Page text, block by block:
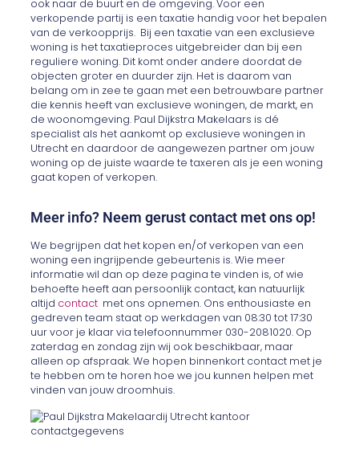
ook naar de buurt en de omgeving. Voor een
verkopende partij is een taxatie handig voor het bepalen
van de verkoopprijs. Bij een taxatie van een exclusieve
woning is het taxatieproces uitgebreider dan bij een
reguliere woning. Dit komt onder andere doordat de
objecten groter en duurder zijn. Het is daarom van
belang om in zee te gaan met een betrouwbare partner
die kennis heeft van exclusieve woningen, de markt, en
de woonomgeving. Paul Dijkstra Makelaars is dé
specialist als het aankomt op exclusieve woningen in
Utrecht en daardoor de aangewezen partner om jouw
woning op de juiste waarde te taxeren als je een woning
gaat kopen of verkopen.
Meer info? Neem gerust contact met ons op!
We begrijpen dat het kopen en/of verkopen van een
woning een ingrijpende gebeurtenis is. Wie meer
informatie wil dan op deze pagina te vinden is, of wie
behoefte heeft aan persoonlijk contact, kan natuurlijk
altijd contact met ons opnemen. Ons enthousiaste en
gedreven team staat op werkdagen van 08:30 tot 17:30
uur voor je klaar via telefoonnummer 030-2081020. Op
zaterdag en zondag zijn wij ook beschikbaar, maar
alleen op afspraak. We hopen binnenkort contact met je
te hebben om te horen hoe we jou kunnen helpen met
vinden van jouw droomhuis.